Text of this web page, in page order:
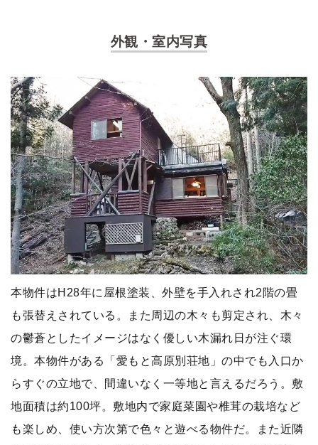
外観・室内写真
本物件はH28年に屋根塗装、外壁を手入れされ2階の畳
も張替えされている。また周辺の木々も剪定され、木々
の鬱蒼としたイメージはなく優しい木漏れ日が注ぐ環
境。本物件がある「愛もと高原別荘地」の中でも入口か
らすぐの立地で、間違いなく一等地と言えるだろう。敷
地面積は約100坪。敷地内で家庭菜園や椎茸の栽培など
も楽しめ、使い方次第で色々と遊べる物件だ。また近隣